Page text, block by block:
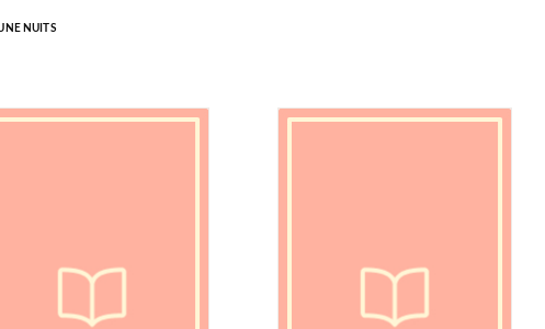
NUITS